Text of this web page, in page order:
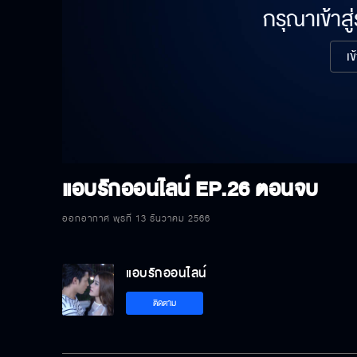
กรุณาเข้า
เ
แอบรักออนไลน์EP.26 ตอนจบ
ออกอากาศ พุธที่ 13 ธันวาคม 2566
แอบรักออนไลน์
ติดตาม